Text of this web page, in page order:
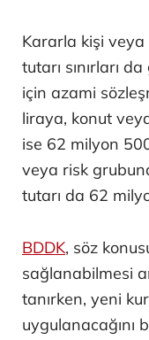
Kararla kişi veya
tutarı sınırları
için azami
liraya, konut
ise 62 milyon
veya risk
tutarı da 62
BDDK, söz
sağlanabilmesi
tanırken, yeni
uygulanacağını